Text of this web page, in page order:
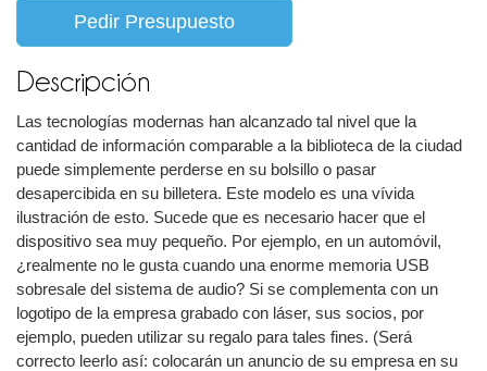
Pedir Presupuesto
Descripción
Las tecnologías modernas han alcanzado tal nivel que la
cantidad de información comparable a la biblioteca de la ciudad
puede simplemente perderse en su bolsillo o pasar
desapercibida en su billetera. Este modelo es una vívida
ilustración de esto. Sucede que es necesario hacer que el
dispositivo sea muy pequeño. Por ejemplo, en un automóvil,
¿realmente no le gusta cuando una enorme memoria USB
sobresale del sistema de audio? Si se complementa con un
logotipo de la empresa grabado con láser, sus socios, por
ejemplo, pueden utilizar su regalo para tales fines. (Será
correcto leerlo así: colocarán un anuncio de su empresa en su